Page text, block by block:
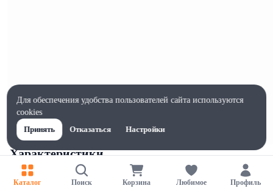
Характеристики
Ширина, мм
80
Каталог Поиск Корзина Любимое Профиль
Для обеспечения удобства пользователей сайта используются
cookies
Принять
Отказаться Настройки